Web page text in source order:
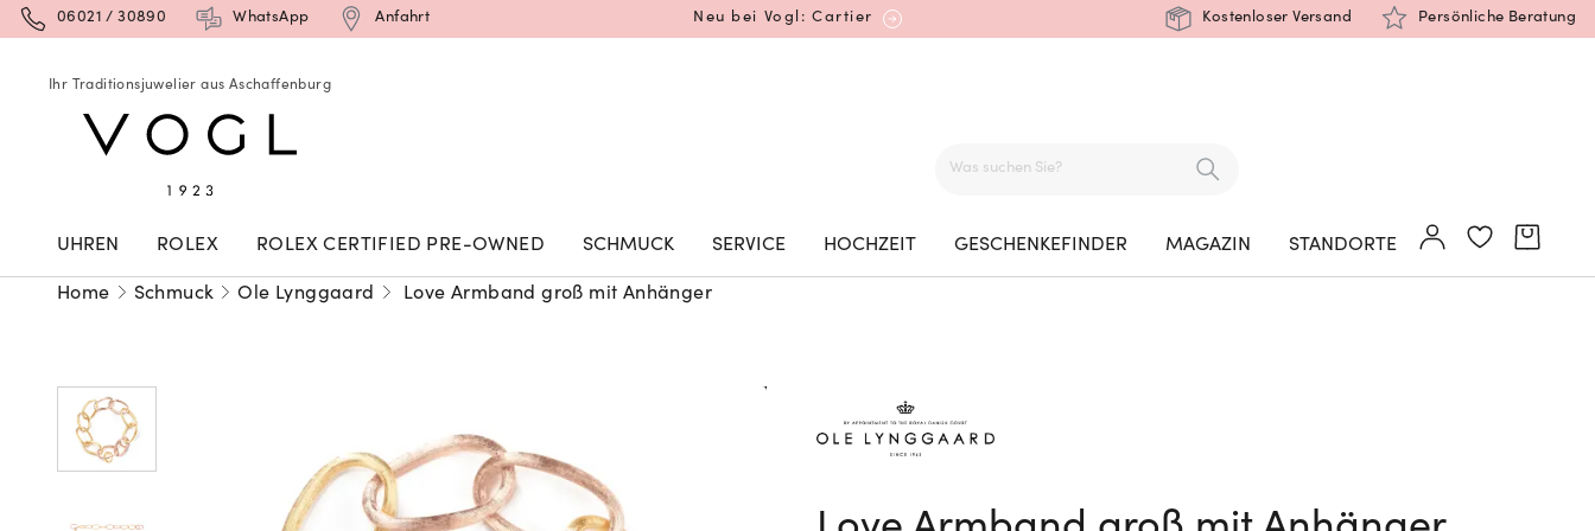
06021 / 30890 WhatsApp Anfahrt Neu bei Vogl: Cartier
Mehr erfahren: Ikonische Uhren von Cartier
Rolex Certified Pre-Owned entdecken
Neu bei Vogl: Uhren von Grand Seiko
Kostenloser Versand Persönliche Beratung
Ihr Traditionsjuwelier aus Aschaffenburg
UHREN ROLEX ROLEX CERTIFIED PRE-OWNED SCHMUCK SERVICE HOCHZEIT GESCHENKEFINDER MAGAZIN STANDORTE
Home Schmuck Ole Lynggaard Love Armband groß mit Anhänger